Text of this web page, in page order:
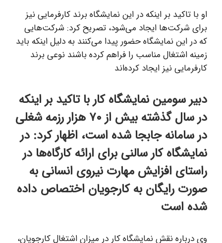
او با تاکید بر اینکه در این نمایشگاه برند کارفرمایی نیز
برای شرکت‌ها ایجاد می‌شود، تصریح کرد: شرکت‌هایی
که در این نمایشگاه حضور پیدا می‌کنند به دلیل اینکه باید
زمینه اشتغال مناسب را فراهم کرده باشند نوعی برند
کارفرمایی نیز ایجاد کرده‌اند
دبیر سومین نمایشگاه کار با تاکید بر اینکه
در سال گذشته بیش از ۷۰ هزار رزمه شغلی
در سامانه جابجا شده است، اظهار کرد: در
نمایشگاه کار سالنی برای ارائه کارگاه‌ها در
راستای افزایش مهارت نیروی انسانی به
صورت رایگان به کارجویان اختصاص داده
شده است
وی درباره نقش نمایشگاه کار در میزان اشتغال کارجویان،